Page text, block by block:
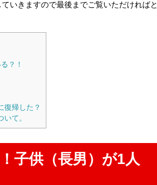
いきますので最後までご覧いただければと
？！
復帰した？
て。
子供（長男）が1人